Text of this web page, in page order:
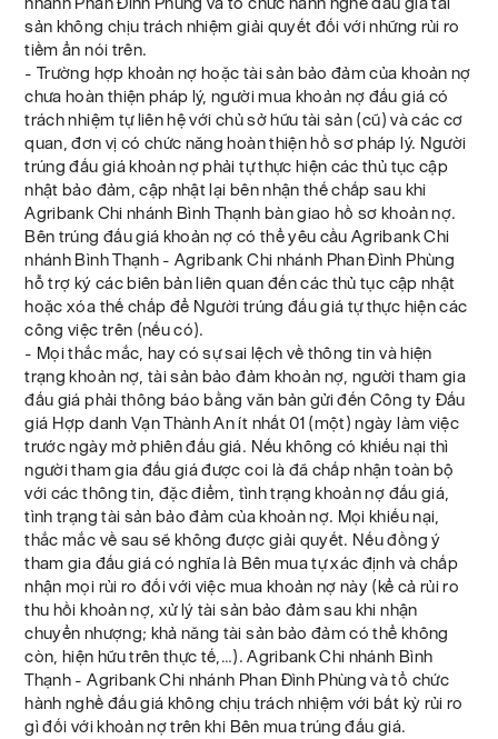
sản không chịu trách nhiệm giải quyết đối với những rủi ro
tiềm ẩn nói trên.
- Trường hợp khoản nợ hoặc tài sản bảo đảm của khoản nợ
chưa hoàn thiện pháp lý, người mua khoản nợ đấu giá có
trách nhiệm tự liên hệ với chủ sở hữu tài sản (cũ) và các cơ
quan, đơn vị có chức năng hoàn thiện hồ sơ pháp lý. Người
trúng đấu giá khoản nợ phải tự thực hiện các thủ tục cập
nhật bảo đảm, cập nhật lại bên nhận thế chấp sau khi
Agribank Chi nhánh Bình Thạnh bàn giao hồ sơ khoản nợ.
Bên trúng đấu giá khoản nợ có thể yêu cầu Agribank Chi
nhánh Bình Thạnh - Agribank Chi nhánh Phan Đình Phùng
hỗ trợ ký các biên bản liên quan đến các thủ tục cập nhật
hoặc xóa thế chấp để Người trúng đấu giá tự thực hiện các
công việc trên (nếu có).
- Mọi thắc mắc, hay có sự sai lệch về thông tin và hiện
trạng khoản nợ, tài sản bảo đảm khoản nợ, người tham gia
đấu giá phải thông báo bằng văn bản gửi đến Công ty Đấu
giá Hợp danh Vạn Thành An ít nhất 01 (một) ngày làm việc
trước ngày mở phiên đấu giá. Nếu không có khiếu nại thì
người tham gia đấu giá được coi là đã chấp nhận toàn bộ
với các thông tin, đặc điểm, tình trạng khoản nợ đấu giá,
tình trạng tài sản bảo đảm của khoản nợ. Mọi khiếu nại,
thắc mắc về sau sẽ không được giải quyết. Nếu đồng ý
tham gia đấu giá có nghĩa là Bên mua tự xác định và chấp
nhận mọi rủi ro đối với việc mua khoản nợ này (kể cả rủi ro
thu hồi khoản nợ, xử lý tài sản bảo đảm sau khi nhận
chuyển nhượng; khả năng tài sản bảo đảm có thể không
còn, hiện hữu trên thực tế,…). Agribank Chi nhánh Bình
Thạnh - Agribank Chi nhánh Phan Đình Phùng và tổ chức
hành nghề đấu giá không chịu trách nhiệm với bất kỳ rủi ro
gì đối với khoản nợ trên khi Bên mua trúng đấu giá.